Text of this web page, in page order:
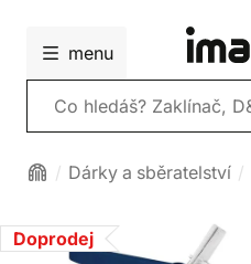
menu
Vyhledávání
Dárky a sběratelství
Doprodej